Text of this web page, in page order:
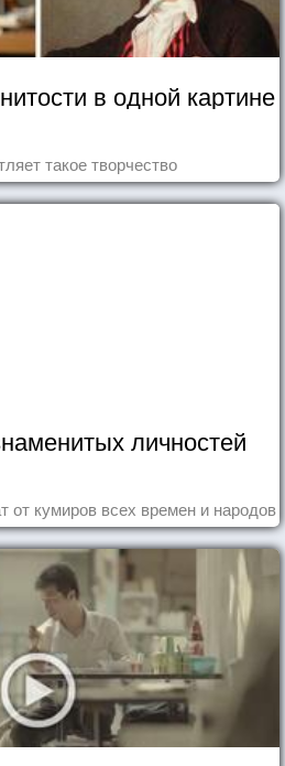
в одной картине
такое творчество
личностей
от кумиров всех времен и народов